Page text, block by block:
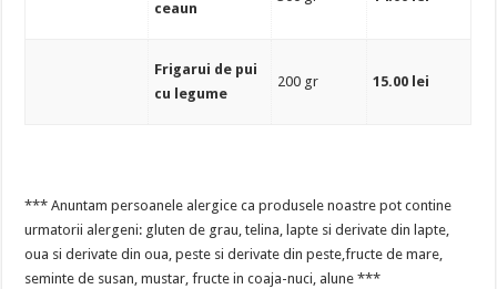
ceaun
Frigarui de pui
cu legume
200 gr 15.00 lei
*** Anuntam persoanele alergice ca produsele noastre pot contine
urmatorii alergeni: gluten de grau, telina, lapte si derivate din lapte,
oua si derivate din oua, peste si derivate din peste,fructe de mare,
seminte de susan, mustar, fructe in coaja-nuci, alune ***